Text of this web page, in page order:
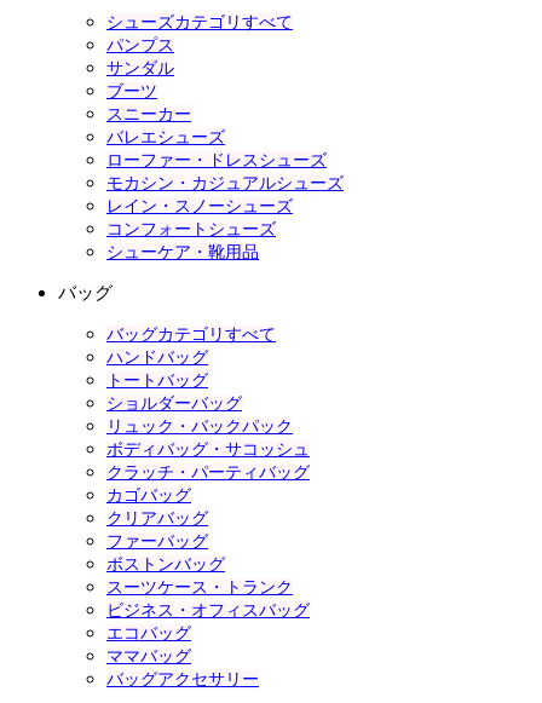
シューズカテゴリすべて
パンプス
サンダル
ブーツ
スニーカー
バレエシューズ
ローファー・ドレスシューズ
モカシン・カジュアルシューズ
レイン・スノーシューズ
コンフォートシューズ
シューケア・靴用品
バッグ
バッグカテゴリすべて
ハンドバッグ
トートバッグ
ショルダーバッグ
リュック・バックパック
ボディバッグ・サコッシュ
クラッチ・パーティバッグ
カゴバッグ
クリアバッグ
ファーバッグ
ボストンバッグ
スーツケース・トランク
ビジネス・オフィスバッグ
エコバッグ
ママバッグ
バッグアクセサリー